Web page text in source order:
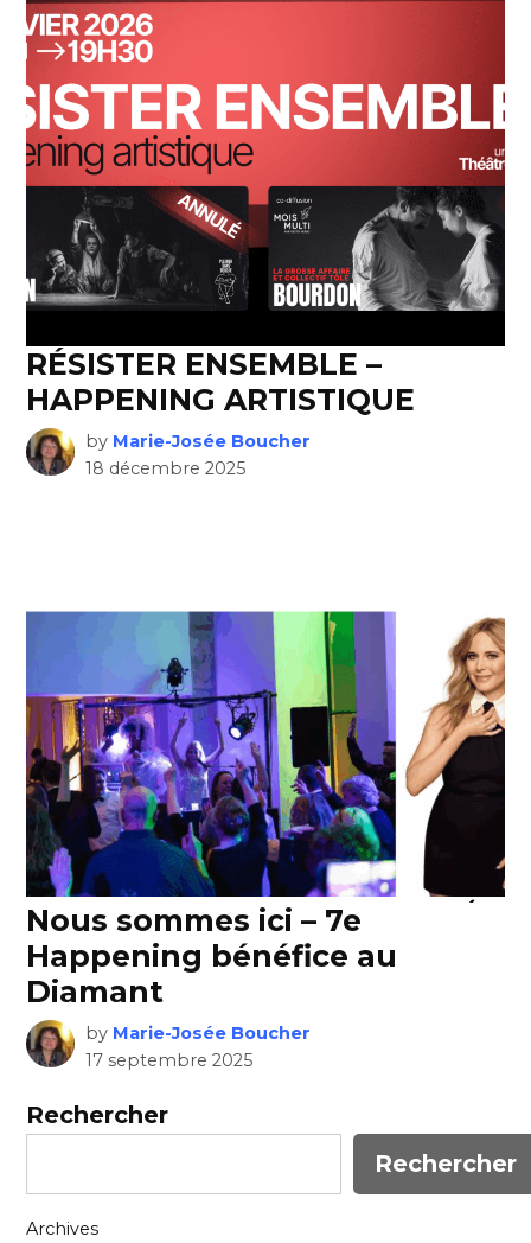
RÉSISTER ENSEMBLE –
HAPPENING ARTISTIQUE
by Marie-Josée Boucher
18 décembre 2025
Nous sommes ici – 7e
Happening bénéfice au
Diamant
by Marie-Josée Boucher
17 septembre 2025
Rechercher
Rechercher
Archives